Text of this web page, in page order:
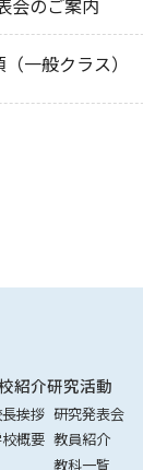
一般クラス）
紹介
挨拶
概要
研究活動
研究発表会
教員紹介
教科一覧